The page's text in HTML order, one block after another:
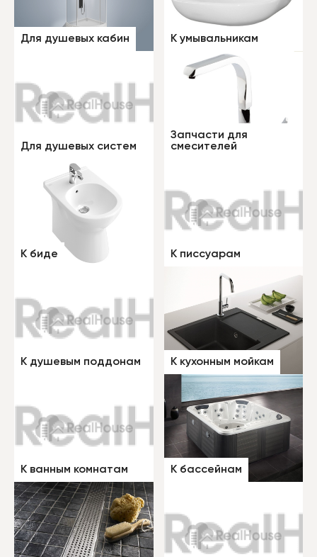
Для душевых кабин К умывальникам
Для душевых систем
Запчасти для
смесителей
К биде К писсуарам
К душевым поддонам К кухонным мойкам
К ванным комнатам К бассейнам